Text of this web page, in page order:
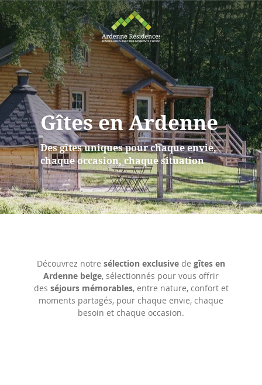
Gîtes en Ardenne
Des gîtes uniques pour chaque envie,
chaque occasion, chaque situation
Découvrez notre sélection exclusive de gîtes en
Ardenne belge, sélectionnés pour vous offrir
des séjours mémorables, entre nature, confort et
moments partagés, pour chaque envie, chaque
besoin et chaque occasion.